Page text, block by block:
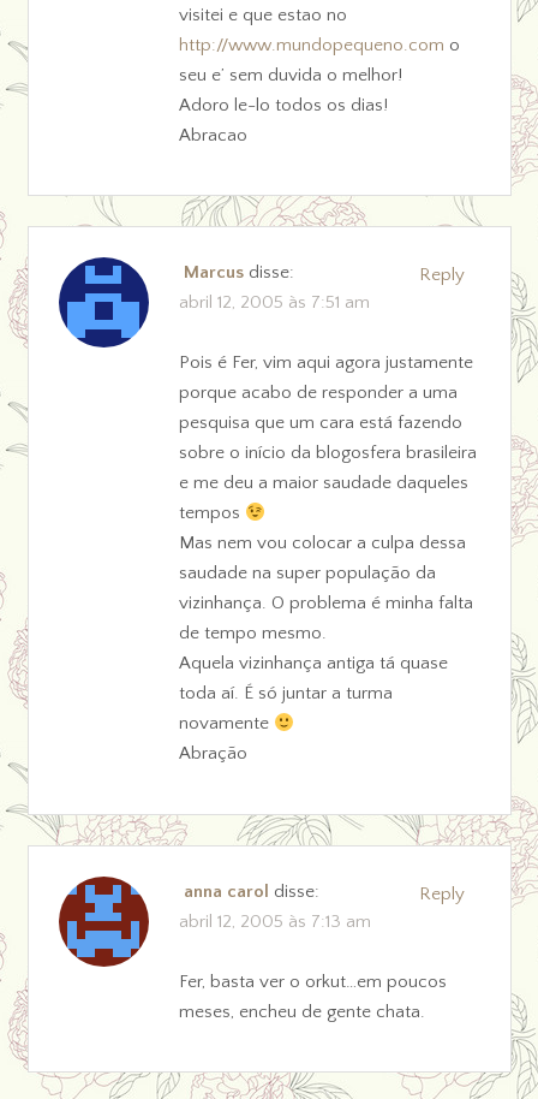
visitei e que estao no
http://www.mundopequeno.com o
seu e’ sem duvida o melhor!
Adoro le-lo todos os dias!
Abracao
Marcus disse:
abril 12, 2005 às 7:51 am
Pois é Fer, vim aqui agora justamente
porque acabo de responder a uma
pesquisa que um cara está fazendo
sobre o início da blogosfera brasileira
e me deu a maior saudade daqueles
tempos
Mas nem vou colocar a culpa dessa
saudade na super população da
vizinhança. O problema é minha falta
de tempo mesmo.
Aquela vizinhança antiga tá quase
toda aí. É só juntar a turma
novamente
Abração
Reply
anna carol disse:
abril 12, 2005 às 7:13 am
Fer, basta ver o orkut…em poucos
meses, encheu de gente chata.
Reply